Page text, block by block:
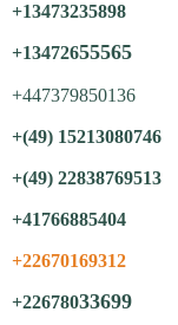
+13473235898
+13472655565
+447379850136
+(49) 15213080746
+(49) 22838769513
+41766885404
+22670169312
+22678033699